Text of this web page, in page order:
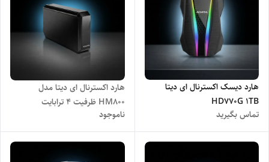
هارد دیسک اکسترنال ای دیتا
HD770G 1TB
تماس بگیرید
هارد اکسترنال ای دیتا مدل
HM800 ظرفیت 4 ترابایت
ناموجود